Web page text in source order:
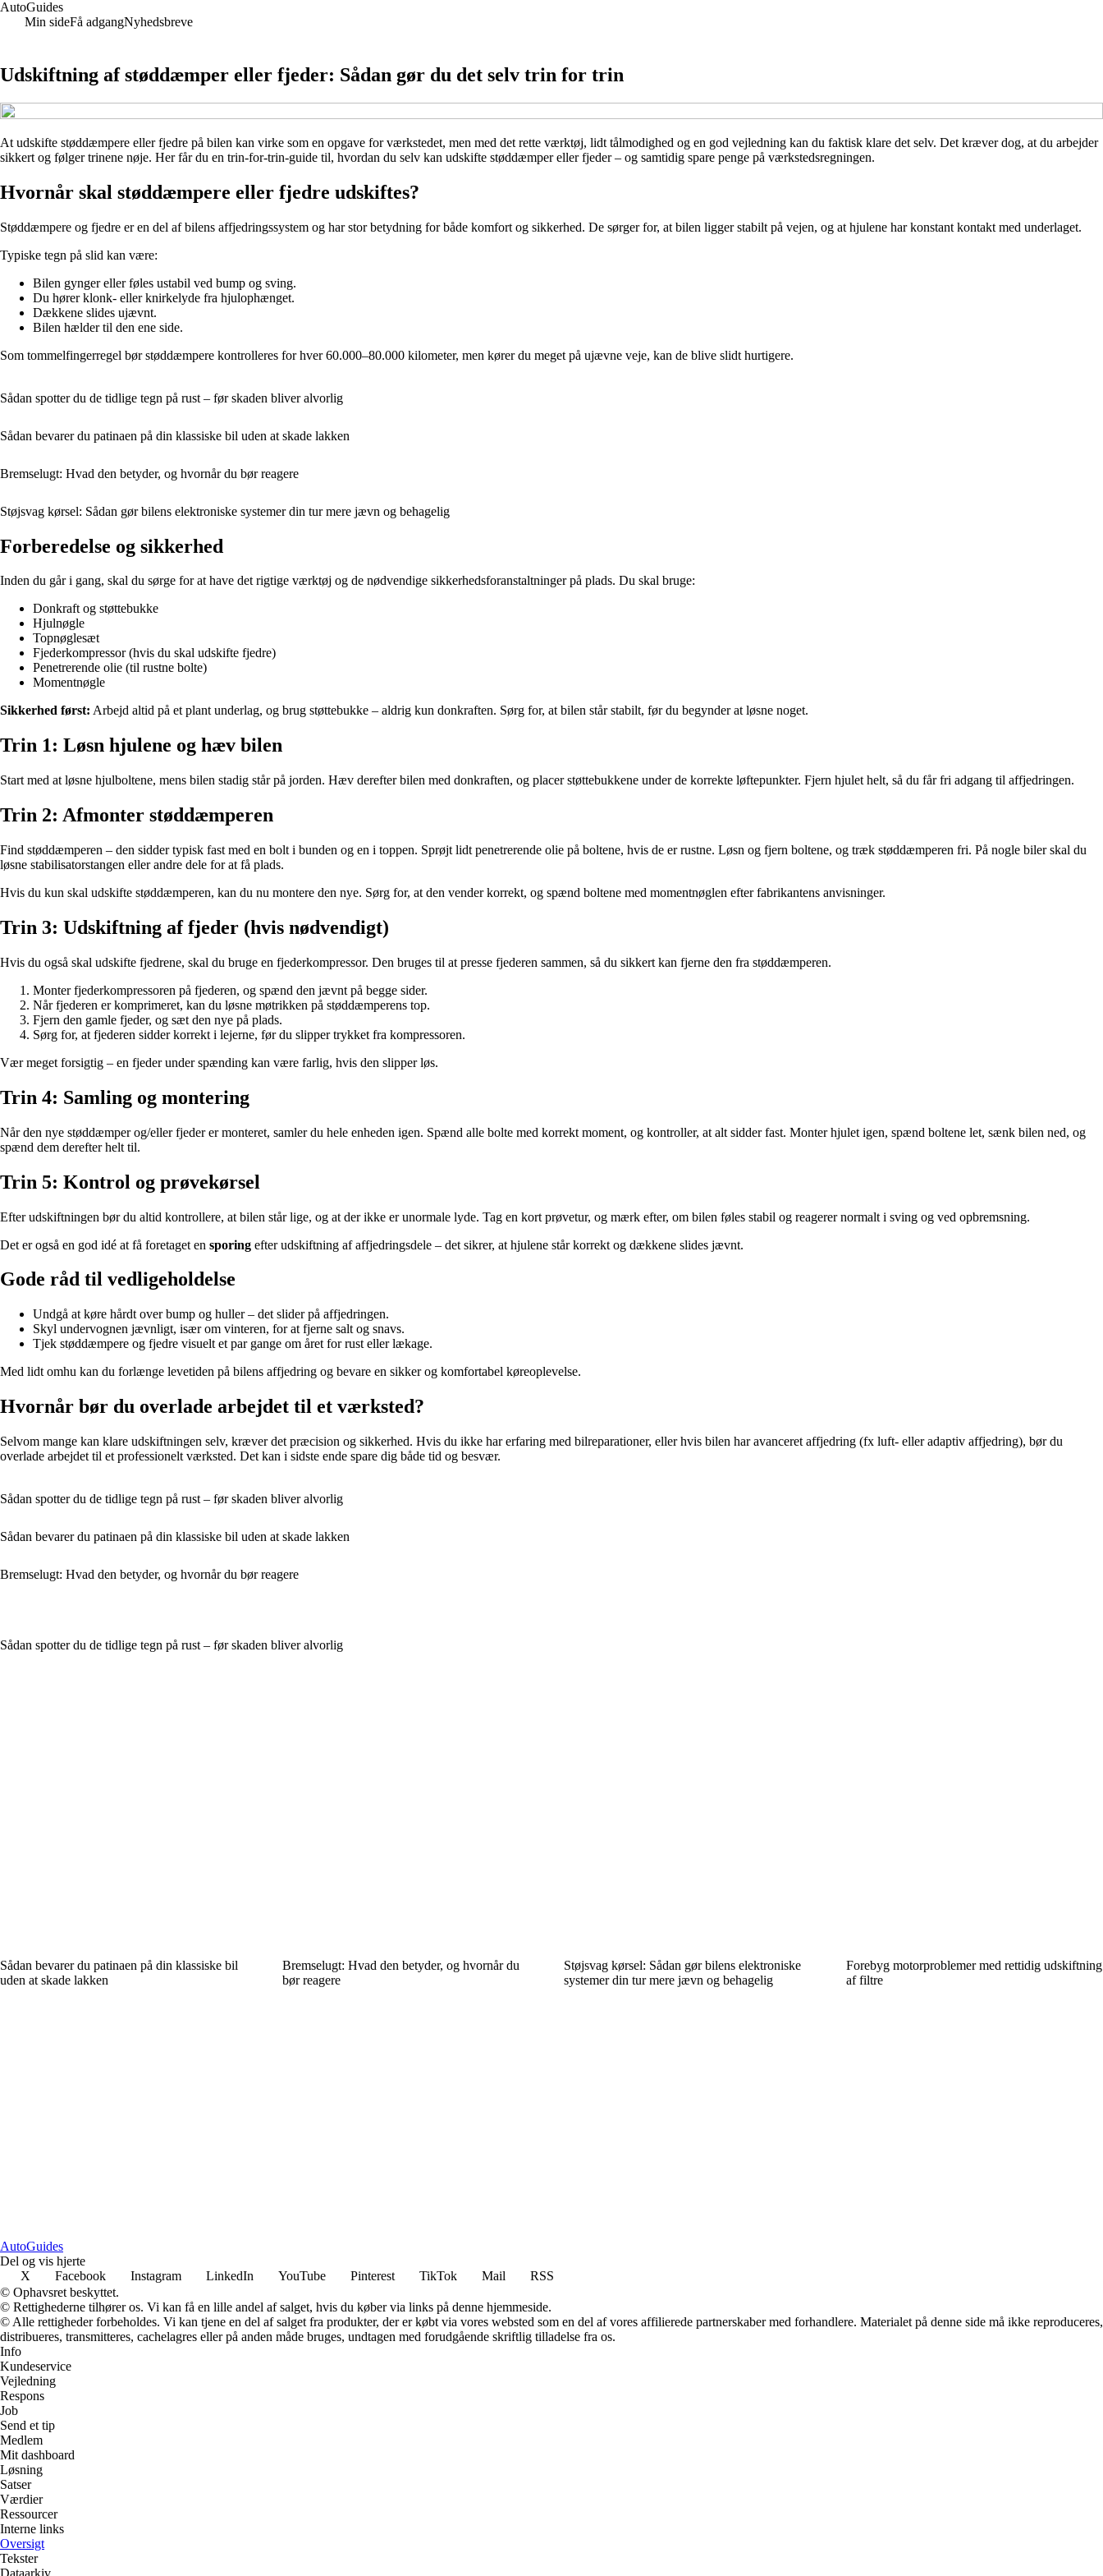
AutoGuides
Min sideFå adgangNyhedsbreve
Udskiftning af støddæmper eller fjeder: Sådan gør du det selv trin for trin
At udskifte støddæmpere eller fjedre på bilen kan virke som en opgave for værkstedet, men med det rette værktøj, lidt tålmodighed og en god vejledning kan du faktisk klare det selv. Det kræver dog, at du arbejder
sikkert og følger trinene nøje. Her får du en trin-for-trin-guide til, hvordan du selv kan udskifte støddæmper eller fjeder – og samtidig spare penge på værkstedsregningen.
Hvornår skal støddæmpere eller fjedre udskiftes?
Støddæmpere og fjedre er en del af bilens affjedringssystem og har stor betydning for både komfort og sikkerhed. De sørger for, at bilen ligger stabilt på vejen, og at hjulene har konstant kontakt med underlaget.
Typiske tegn på slid kan være:
Bilen gynger eller føles ustabil ved bump og sving.
Du hører klonk- eller knirkelyde fra hjulophænget.
Dækkene slides ujævnt.
Bilen hælder til den ene side.
Som tommelfingerregel bør støddæmpere kontrolleres for hver 60.000–80.000 kilometer, men kører du meget på ujævne veje, kan de blive slidt hurtigere.
Sådan spotter du de tidlige tegn på rust – før skaden bliver alvorlig
Sådan bevarer du patinaen på din klassiske bil uden at skade lakken
Bremse­lugt: Hvad den betyder, og hvornår du bør reagere
Støjsvag kørsel: Sådan gør bilens elektroniske systemer din tur mere jævn og behagelig
Forberedelse og sikkerhed
Inden du går i gang, skal du sørge for at have det rigtige værktøj og de nødvendige sikkerhedsforanstaltninger på plads. Du skal bruge:
Donkraft og støttebukke
Hjulnøgle
Topnøglesæt
Fjederkompressor (hvis du skal udskifte fjedre)
Penetrerende olie (til rustne bolte)
Momentnøgle
Sikkerhed først: Arbejd altid på et plant underlag, og brug støttebukke – aldrig kun donkraften. Sørg for, at bilen står stabilt, før du begynder at løsne noget.
Trin 1: Løsn hjulene og hæv bilen
Start med at løsne hjulboltene, mens bilen stadig står på jorden. Hæv derefter bilen med donkraften, og placer støttebukkene under de korrekte løftepunkter. Fjern hjulet helt, så du får fri adgang til affjedringen.
Trin 2: Afmonter støddæmperen
Find støddæmperen – den sidder typisk fast med en bolt i bunden og en i toppen. Sprøjt lidt penetrerende olie på boltene, hvis de er rustne. Løsn og fjern boltene, og træk støddæmperen fri. På nogle biler skal du
løsne stabilisatorstangen eller andre dele for at få plads.
Hvis du kun skal udskifte støddæmperen, kan du nu montere den nye. Sørg for, at den vender korrekt, og spænd boltene med momentnøglen efter fabrikantens anvisninger.
Trin 3: Udskiftning af fjeder (hvis nødvendigt)
Hvis du også skal udskifte fjedrene, skal du bruge en fjederkompressor. Den bruges til at presse fjederen sammen, så du sikkert kan fjerne den fra støddæmperen.
Monter fjederkompressoren på fjederen, og spænd den jævnt på begge sider.
Når fjederen er komprimeret, kan du løsne møtrikken på støddæmperens top.
Fjern den gamle fjeder, og sæt den nye på plads.
Sørg for, at fjederen sidder korrekt i lejerne, før du slipper trykket fra kompressoren.
Vær meget forsigtig – en fjeder under spænding kan være farlig, hvis den slipper løs.
Trin 4: Samling og montering
Når den nye støddæmper og/eller fjeder er monteret, samler du hele enheden igen. Spænd alle bolte med korrekt moment, og kontroller, at alt sidder fast. Monter hjulet igen, spænd boltene let, sænk bilen ned, og
spænd dem derefter helt til.
Trin 5: Kontrol og prøvekørsel
Efter udskiftningen bør du altid kontrollere, at bilen står lige, og at der ikke er unormale lyde. Tag en kort prøvetur, og mærk efter, om bilen føles stabil og reagerer normalt i sving og ved opbremsning.
Det er også en god idé at få foretaget en sporing efter udskiftning af affjedringsdele – det sikrer, at hjulene står korrekt og dækkene slides jævnt.
Gode råd til vedligeholdelse
Undgå at køre hårdt over bump og huller – det slider på affjedringen.
Skyl undervognen jævnligt, især om vinteren, for at fjerne salt og snavs.
Tjek støddæmpere og fjedre visuelt et par gange om året for rust eller lækage.
Med lidt omhu kan du forlænge levetiden på bilens affjedring og bevare en sikker og komfortabel køreoplevelse.
Hvornår bør du overlade arbejdet til et værksted?
Selvom mange kan klare udskiftningen selv, kræver det præcision og sikkerhed. Hvis du ikke har erfaring med bilreparationer, eller hvis bilen har avanceret affjedring (fx luft- eller adaptiv affjedring), bør du
overlade arbejdet til et professionelt værksted. Det kan i sidste ende spare dig både tid og besvær.
Sådan spotter du de tidlige tegn på rust – før skaden bliver alvorlig
Sådan bevarer du patinaen på din klassiske bil uden at skade lakken
Bremse­lugt: Hvad den betyder, og hvornår du bør reagere
Sådan spotter du de tidlige tegn på rust – før skaden bliver alvorlig
Sådan bevarer du patinaen på din klassiske bil
uden at skade lakken
Bremse­lugt: Hvad den betyder, og hvornår du
bør reagere
Støjsvag kørsel: Sådan gør bilens elektroniske
systemer din tur mere jævn og behagelig
Forebyg motorproblemer med rettidig udskiftning
af filtre
AutoGuides
Del og vis hjerte
X
Facebook Instagram LinkedIn YouTube Pinterest TikTok Mail
RSS
© Ophavsret beskyttet.
© Rettighederne tilhører os. Vi kan få en lille andel af salget, hvis du køber via links på denne hjemmeside.
© Alle rettigheder forbeholdes. Vi kan tjene en del af salget fra produkter, der er købt via vores websted som en del af vores affilierede partnerskaber med forhandlere. Materialet på denne side må ikke reproduceres,
distribueres, transmitteres, cachelagres eller på anden måde bruges, undtagen med forudgående skriftlig tilladelse fra os.
Info
Kundeservice
Vejledning
Respons
Job
Send et tip
Medlem
Mit dashboard
Løsning
Satser
Værdier
Ressourcer
Interne links
Oversigt
Tekster